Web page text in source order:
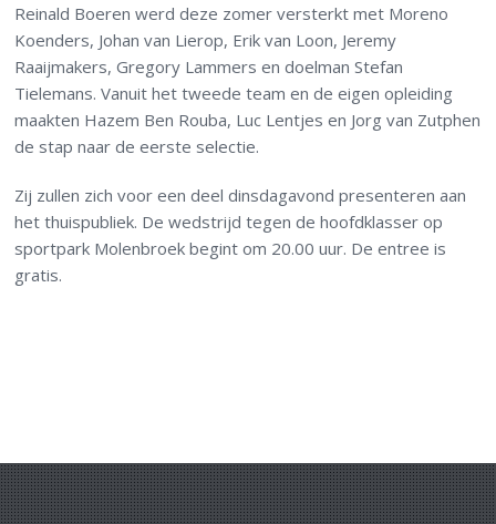
Reinald Boeren werd deze zomer versterkt met Moreno
Koenders, Johan van Lierop, Erik van Loon, Jeremy
Raaijmakers, Gregory Lammers en doelman Stefan
Tielemans. Vanuit het tweede team en de eigen opleiding
maakten Hazem Ben Rouba, Luc Lentjes en Jorg van Zutphen
de stap naar de eerste selectie.
Zij zullen zich voor een deel dinsdagavond presenteren aan
het thuispubliek. De wedstrijd tegen de hoofdklasser op
sportpark Molenbroek begint om 20.00 uur. De entree is
gratis.